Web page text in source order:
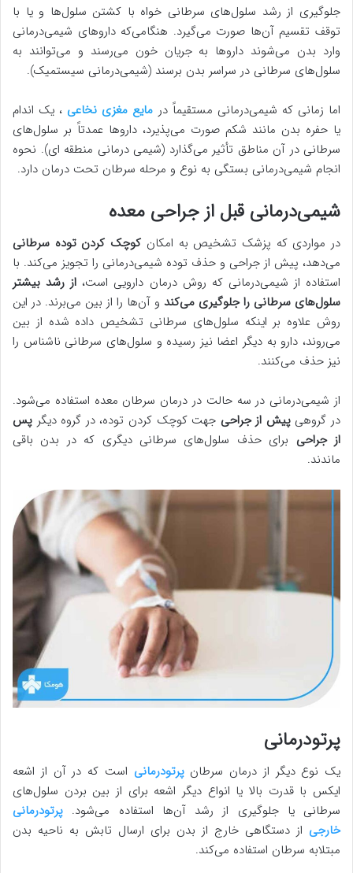
جلوگیری از رشد سلول‌های سرطانی خواه با کشتن سلول‌ها و یا با
توقف تقسیم آن‌ها صورت می‌گیرد. هنگامی‌که داروهای شیمی‌درمانی
وارد بدن می‌شوند داروها به جریان خون می‌رسند و می‌توانند به
سلول‌های سرطانی در سراسر بدن برسند (شیمی‌درمانی سیستمیک).
اما زمانی که شیمی‌درمانی مستقیماً در مایع مغزی نخاعی ، یک اندام
یا حفره بدن مانند شکم صورت می‌پذیرد، داروها عمدتاً بر سلول‌های
سرطانی در آن مناطق تأثیر می‌گذارد (شیمی درمانی منطقه ای). نحوه
انجام شیمی‌درمانی بستگی به نوع و مرحله سرطان تحت درمان دارد.
شیمی‌درمانی قبل از جراحی معده
در مواردی که پزشک تشخیص به امکان کوچک کردن توده سرطانی
می‌دهد، پیش از جراحی و حذف توده شیمی‌درمانی را تجویز می‌کند. با
استفاده از شیمی‌درمانی که روش درمان دارویی است، از رشد بیشتر
سلول‌های سرطانی را جلوگیری می‌کند و آن‌ها را از بین می‌برند. در این
روش علاوه بر اینکه سلول‌های سرطانی تشخیص داده شده از بین
می‌روند، دارو به دیگر اعضا نیز رسیده و سلول‌های سرطانی ناشناس را
نیز حذف می‌کنند.
از شیمی‌درمانی در سه حالت در درمان سرطان معده استفاده می‌شود.
در گروهیپیش از جراحی جهت کوچک کردن توده، در گروه دیگر پس
از جراحی برای حذف سلول‌های سرطانی دیگری که در بدن باقی
ماندند.
پرتودرمانی
یک نوع دیگر از درمان سرطانپرتودرمانی است که در آن از اشعه
ایکس با قدرت بالا یا انواع دیگر اشعه برای از بین بردن سلول‌های
سرطانی یا جلوگیری از رشد آن‌ها استفاده می‌شود. پرتودرمانی
خارجی از دستگاهی خارج از بدن برای ارسال تابش به ناحیه بدن
مبتلابه سرطان استفاده می‌کند.